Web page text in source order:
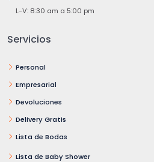
L-V: 8:30 am a 5:00 pm
Servicios
Personal
Empresarial
Devoluciones
Delivery Gratis
Lista de Bodas
Lista de Baby Shower